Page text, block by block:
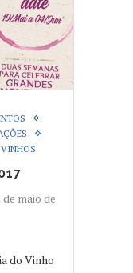
VINHOS
de maio de
do Vinho